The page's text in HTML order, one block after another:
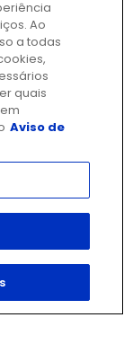
Social
Ao
a todas
quais
Aviso de